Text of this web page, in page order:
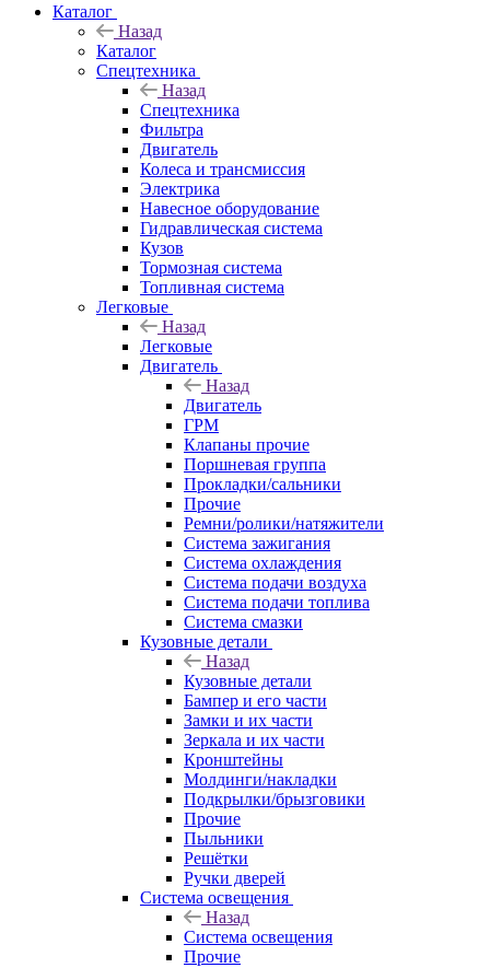
Каталог
Назад
Каталог
Спецтехника
Назад
Спецтехника
Фильтра
Двигатель
Колеса и трансмиссия
Электрика
Навесное оборудование
Гидравлическая система
Кузов
Тормозная система
Топливная система
Легковые
Назад
Легковые
Двигатель
Назад
Двигатель
ГРМ
Клапаны прочие
Поршневая группа
Прокладки/сальники
Прочие
Ремни/ролики/натяжители
Система зажигания
Система охлаждения
Система подачи воздуха
Система подачи топлива
Система смазки
Кузовные детали
Назад
Кузовные детали
Бампер и его части
Замки и их части
Зеркала и их части
Кронштейны
Молдинги/накладки
Подкрылки/брызговики
Прочие
Пыльники
Решётки
Ручки дверей
Система освещения
Назад
Система освещения
Прочие